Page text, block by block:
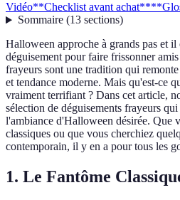
Vidéo**Checklist avant achat**
Sommaire(13 sections)
Halloween approche à grands pas et il
déguisement pour faire frissonner
frayeurs sont une tradition qui
et tendance moderne. Mais qu'est-ce
vraiment terrifiant ? Dans cet article,
sélection de déguisements frayeurs
l'ambiance d'Halloween désirée. Que
classiques ou que vous cherchiez
contemporain, il y en a pour tous les
1. Le Fantôme